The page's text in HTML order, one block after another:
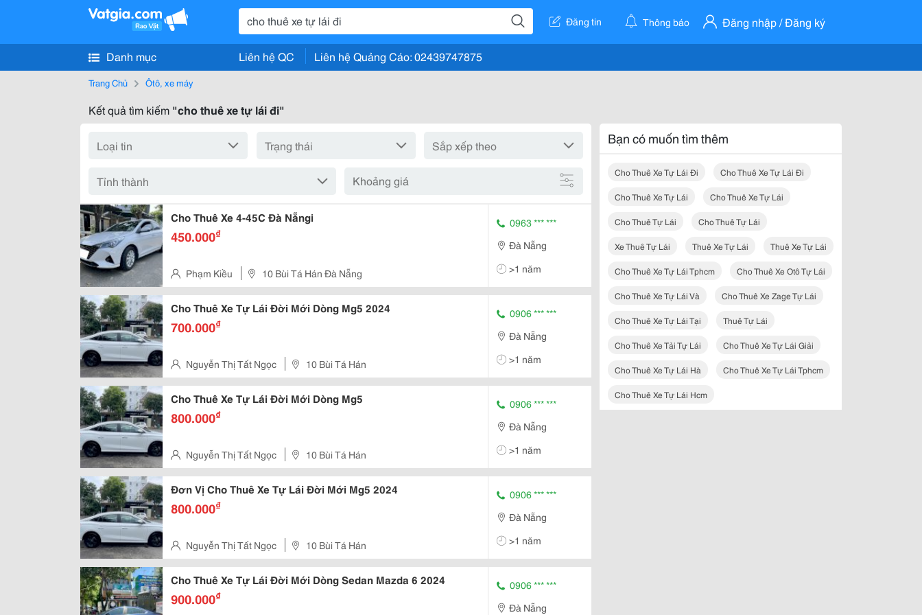
Đăng tin Thông báo Đăng nhập / Đăng ký
Danh mục Liên hệ QC Liên hệ Quảng Cáo: 02439747875
Trang Chủ Ôtô, xe máy
Kết quả tìm kiếm "cho thuê xe tự lái đi"
Khoảng giá
Cho Thuê Xe 4-45C Đà Nẵngi
450.000₫
Phạm Kiều 10 Bùi Tá Hán Đà Nẵng
0963 *** ***
Đà Nẵng
>1 năm
Cho Thuê Xe Tự Lái Đời Mới Dòng Mg5 2024
700.000₫
Nguyễn Thị Tất Ngọc 10 Bùi Tá Hán
0906 *** ***
Đà Nẵng
>1 năm
Cho Thuê Xe Tự Lái Đời Mới Dòng Mg5
800.000₫
Nguyễn Thị Tất Ngọc 10 Bùi Tá Hán
0906 *** ***
Đà Nẵng
>1 năm
Đơn Vị Cho Thuê Xe Tự Lái Đời Mới Mg5 2024
800.000₫
Nguyễn Thị Tất Ngọc 10 Bùi Tá Hán
0906 *** ***
Đà Nẵng
>1 năm
Cho Thuê Xe Tự Lái Đời Mới Dòng Sedan Mazda 6 2024
900.000₫
0906 *** ***
Đà Nẵng
Bạn có muốn tìm thêm
Cho Thuê Xe Tự Lái Đi Cho Thuê Xe Tự Lái Đi
Cho Thuê Xe Tự Lái Cho Thuê Xe Tự Lái
Cho Thuê Tự Lái Cho Thuê Tự Lái
Xe Thuê Tự Lái Thuê Xe Tự Lái Thuê Xe Tự Lái
Cho Thuê Xe Tự Lái Tphcm Cho Thuê Xe Otô Tự Lái
Cho Thuê Xe Tự Lái Và Cho Thuê Xe Zage Tự Lái
Cho Thuê Xe Tự Lái Tại Thuê Tự Lái
Cho Thuê Xe Tải Tự Lái Cho Thuê Xe Tự Lái Giải
Cho Thuê Xe Tự Lái Hà Cho Thuê Xe Tự Lái Tphcm
Cho Thuê Xe Tự Lái Hcm